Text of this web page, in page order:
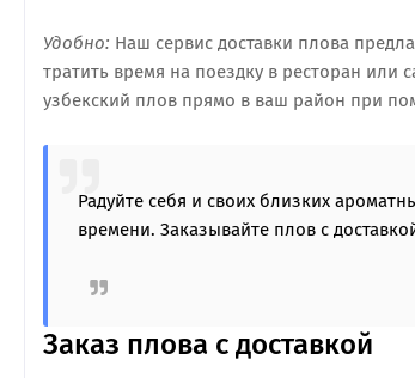
Удобно: Наш сервис доставки плова
тратить время на поездку в ресторан или
узбекский плов прямо в ваш район при
Радуйте себя и своих близких
времени. Заказывайте плов с
Заказ плова с доставкой